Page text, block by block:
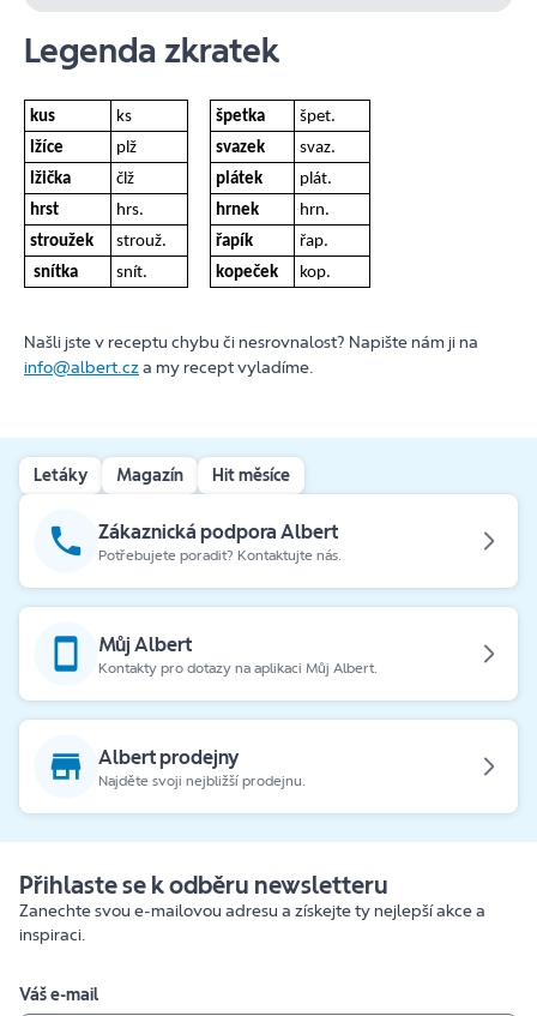
Legenda zkratek
kus ks špetka
špet.
lžíce
plž svazek
svaz.
lžička
člž plátek
plát.
hrst
hrs. hrnek
hrn.
stroužek
strouž. řapík
řap.
snítka
snít. kopeček kop.
Našli jste v receptu chybu či nesrovnalost? Napište nám ji na
info@albert.cza my recept vyladíme.
Letáky Magazín Hit měsíce
Zákaznická podpora Albert
Potřebujete poradit? Kontaktujte nás.
Můj Albert
Kontakty pro dotazy na aplikaci Můj Albert.
Albert prodejny
Najděte svoji nejbližší prodejnu.
Přihlaste se k odběru newsletteru
Zanechte svou e-mailovou adresu a získejte ty nejlepší akce a
inspiraci.
Váš e-mail